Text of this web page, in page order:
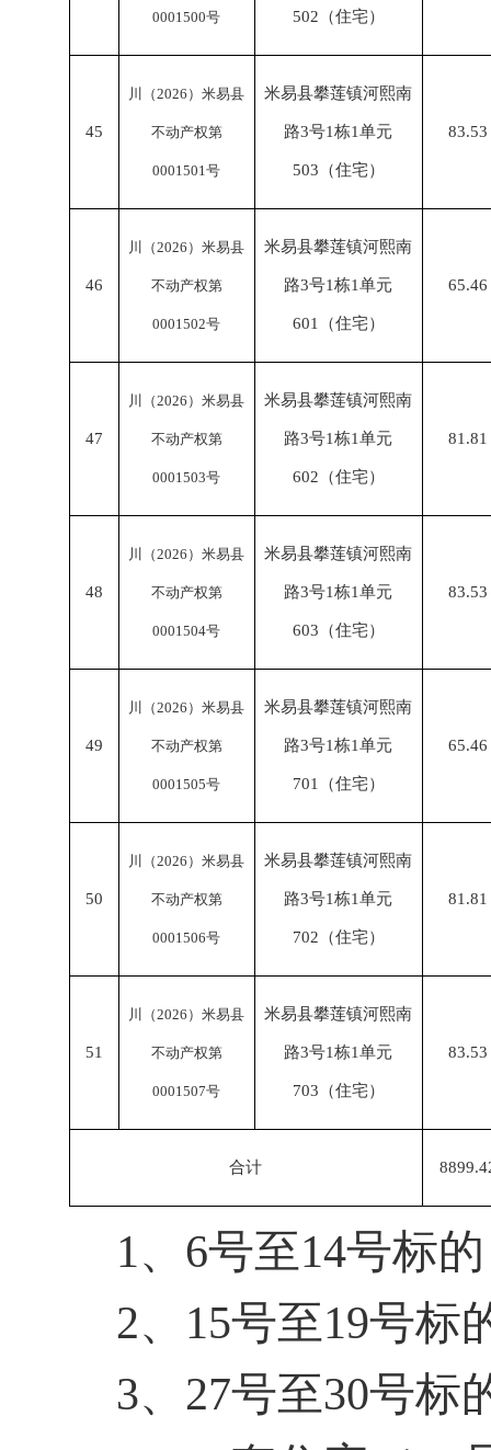
0001500号 502（住宅）
45
川（2026）米易县
不动产权第
0001501号
米易县攀莲镇河熙南
路3号1栋1单元
503（住宅）
83.53
46
川（2026）米易县
不动产权第
0001502号
米易县攀莲镇河熙南
路3号1栋1单元
601（住宅）
65.46
47
川（2026）米易县
不动产权第
0001503号
米易县攀莲镇河熙南
路3号1栋1单元
602（住宅）
81.81
48
川（2026）米易县
不动产权第
0001504号
米易县攀莲镇河熙南
路3号1栋1单元
603（住宅）
83.53
49
川（2026）米易县
不动产权第
0001505号
米易县攀莲镇河熙南
路3号1栋1单元
701（住宅）
65.46
50
川（2026）米易县
不动产权第
0001506号
米易县攀莲镇河熙南
路3号1栋1单元
702（住宅）
81.81
51
川（2026）米易县
不动产权第
0001507号
米易县攀莲镇河熙南
路3号1栋1单元
703（住宅）
83.53
合计
1、6号至14号标
2、15号至19号标
3、27号至30号标